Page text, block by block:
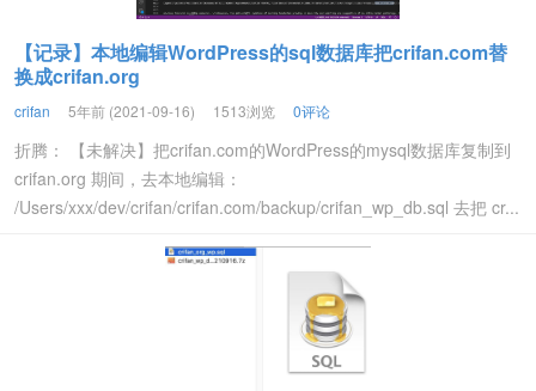
【记录】本地编辑WordPress的sql数据库把crifan.com替
换成crifan.org
crifan 5年前 (2021-09-16) 1513浏览 0评论
折腾： 【未解决】把crifan.com的WordPress的mysql数据库复制到
crifan.org 期间，去本地编辑：
/Users/xxx/dev/crifan/crifan.com/backup/crifan_wp_db.sql 去把 cr...